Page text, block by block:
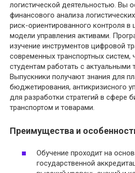
логистической деятельностью. Вы
финансового анализа
риск-ориентированного контроля в
модели управления активами.
изучение инструментов цифровой
современных транспортных систем,
студентам работать с актуальными
Выпускники получают знания для
бюджетирования, антикризисного
для разработки стратегий в сфере
транспортом и товарами.
Преимущества и
Обучение проходит на
государственной